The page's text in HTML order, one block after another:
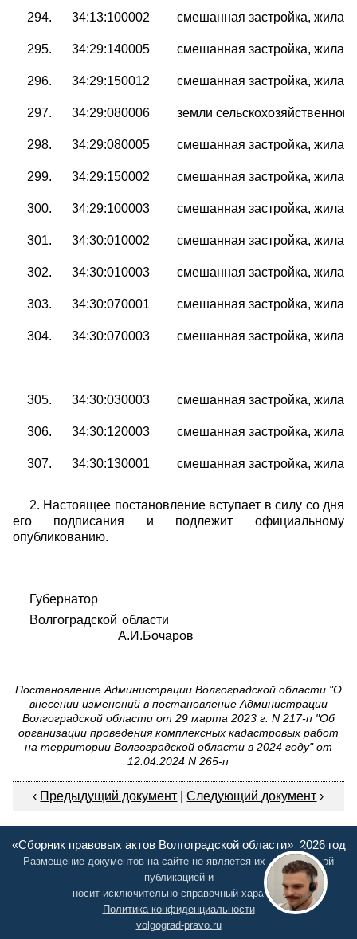
294. 34:13:100002 смешанная застройка, жилая
295. 34:29:140005 смешанная застройка, жилая
296. 34:29:150012 смешанная застройка, жилая
297. 34:29:080006 земли
298. 34:29:080005 смешанная застройка, жилая
299. 34:29:150002 смешанная застройка, жилая
300. 34:29:100003 смешанная застройка, жилая
301. 34:30:010002 смешанная застройка, жилая
302. 34:30:010003 смешанная застройка, жилая
303. 34:30:070001 смешанная застройка, жилая
304. 34:30:070003 смешанная застройка, жилая
305. 34:30:030003 смешанная застройка, жилая
306. 34:30:120003 смешанная застройка, жилая
307. 34:30:130001 смешанная застройка, жилая
2. Настоящее постановление вступает в силу со дня
его подписания и подлежит официальному
опубликованию.
Губернатор
Волгоградской области
А.И.Бочаров
Постановление Администрации Волгоградской области "О
внесении изменений в постановление Администрации
Волгоградской области от 29 марта 2023 г. N 217-п "Об
организации проведения комплексных кадастровых работ
на территории Волгоградской области в 2024 году" от
12.04.2024 N 265-п
‹ Предыдущий документ |Следующий документ ›
«Сборник правовых актов Волгоградской области», 2026 год
Размещение документов на сайте не является их официальной
публикацией и
носит исключительно справочный характер
Политика конфиденциальности
volgograd-pravo.ru